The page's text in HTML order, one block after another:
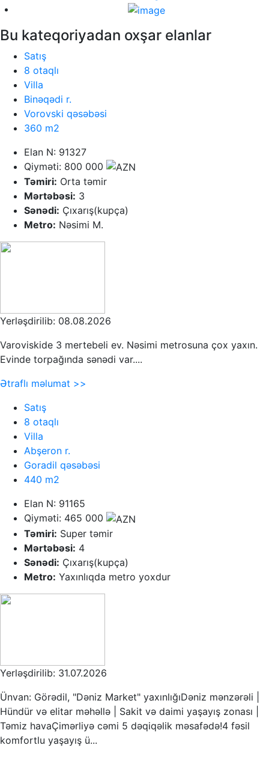
Bu kateqoriyadan oxşar elanlar
Satış
8 otaqlı
Villa
Binəqədi r.
Vorovski qəsəbəsi
360 m2
Elan N: 91327
Qiyməti: 800 000
Təmiri: Orta təmir
Mərtəbəsi: 3
Sənədi: Çıxarış(kupça)
Metro: Nəsimi M.
Yerləşdirilib: 08.08.2026
Varoviskide 3 mertebeli ev. Nəsimi metrosuna çox yaxın.
Evinde torpağında sənədi var....
Ətraflı məlumat >>
Satış
8 otaqlı
Villa
Abşeron r.
Goradil qəsəbəsi
440 m2
Elan N: 91165
Qiyməti: 465 000
Təmiri: Super təmir
Mərtəbəsi: 4
Sənədi: Çıxarış(kupça)
Metro: Yaxınlıqda metro yoxdur
Yerləşdirilib: 31.07.2026
Ünvan: Görədil, "Dəniz Market" yaxınlığıDəniz mənzərəli |
Hündür və elitar məhəllə | Sakit və daimi yaşayış zonası |
Təmiz havaÇimərliyə cəmi 5 dəqiqəlik məsafədə!4 fəsil
komfortlu yaşayış ü...